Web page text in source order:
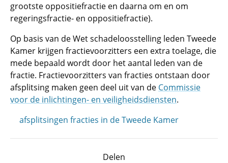
grootste oppositiefractie en daarna om en om
regeringsfractie- en oppositiefractie).
Op basis van de Wet schadeloosstelling leden Tweede
Kamer krijgen fractievoorzitters een extra toelage, die
mede bepaald wordt door het aantal leden van de
fractie. Fractievoorzitters van fracties ontstaan door
afsplitsing maken geen deel uit van de Commissie
voor de inlichtingen- en veiligheidsdiensten.
afsplitsingen fracties in de Tweede Kamer
Delen